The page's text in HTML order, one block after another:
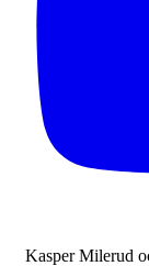
Kasper Milerud